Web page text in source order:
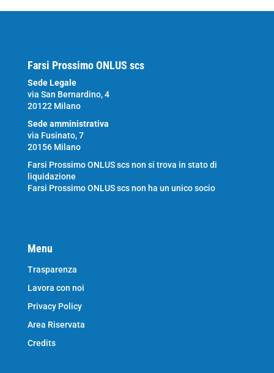
Farsi Prossimo ONLUS scs
Sede Legale
via San Bernardino, 4
20122 Milano
Sede amministrativa
via Fusinato, 7
20156 Milano
Farsi Prossimo ONLUS scs non si trova in stato di
liquidazione
Farsi Prossimo ONLUS scs non ha un unico socio
Menu
Trasparenza
Lavora con noi
Privacy Policy
Area Riservata
Credits